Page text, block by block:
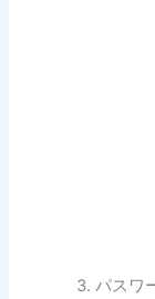
パスワ